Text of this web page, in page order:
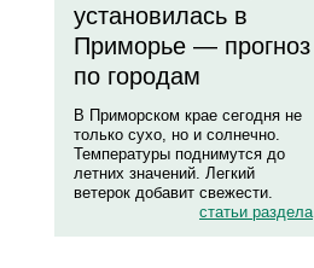
установилась в
Приморье — прогноз
по городам
В Приморском крае сегодня не
только сухо, но и солнечно.
Температуры поднимутся до
летних значений. Легкий
ветерок добавит свежести.
статьи раздела